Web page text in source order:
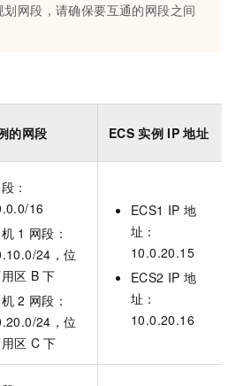
网段，请确保要互通的网段之间
的网段 ECS 实例 IP 地址
：
16
1 网段：
24，位
区 B 下
2 网段：
24，位
区 C 下
ECS1 IP 地
址：
10.0.20.15
ECS2 IP 地
址：
10.0.20.16